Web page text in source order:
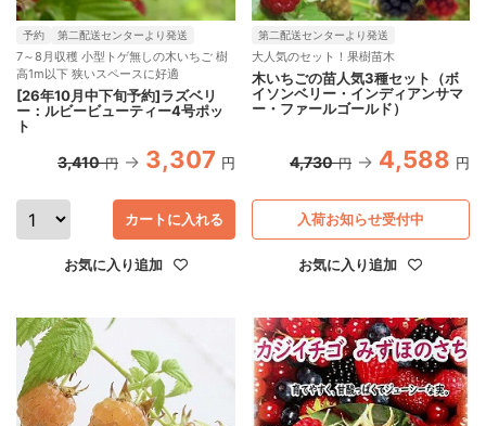
予約 第二配送センターより発送
7～8月収穫 小型トゲ無しの木いちご 樹
高1m以下 狭いスペースに好適
[26年10月中下旬予約]ラズベリ
ー：ルビービューティー4号ポッ
ト
3,410 円 3,307 円
お気に入り追加
カートに入れる
第二配送センターより発送
大人気のセット！果樹苗木
木いちごの苗人気3種セット（ボ
イソンベリー・インディアンサマ
ー・ファールゴールド）
4,730 円 4,588 円
お気に入り追加
入荷お知らせ受付中